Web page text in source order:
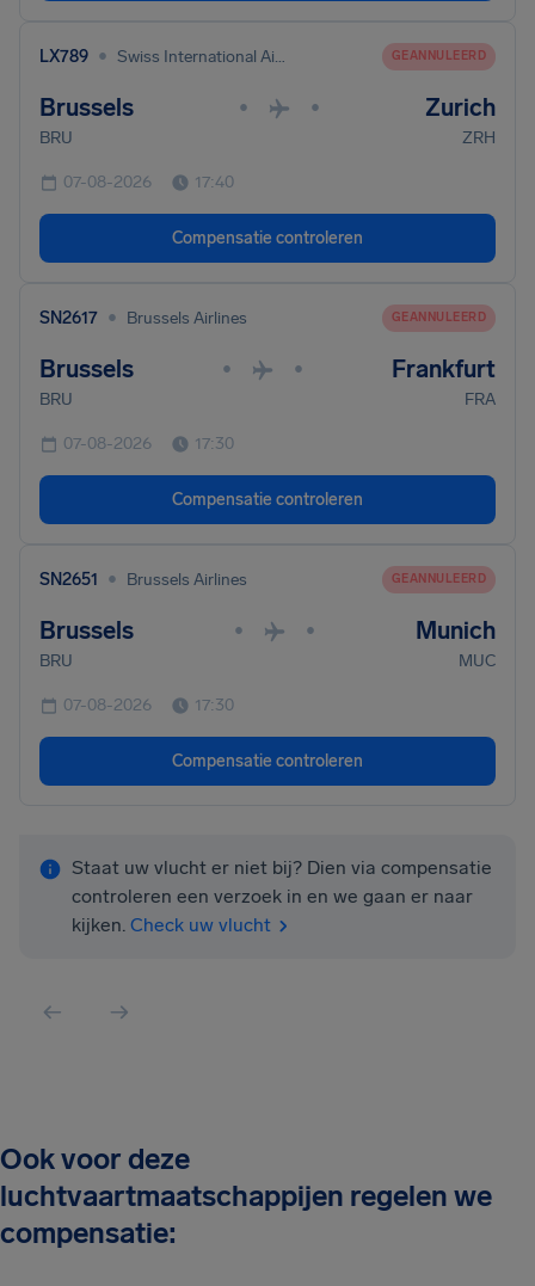
LX789 • Swiss International Air Lines GEANNULEERD
Brussels • • Zurich
BRU ZRH
07-08-2026 17:40
Compensatie controleren
SN2617 • Brussels Airlines GEANNULEERD
Brussels • • Frankfurt
BRU FRA
07-08-2026 17:30
Compensatie controleren
SN2651 • Brussels Airlines GEANNULEERD
Brussels • • Munich
BRU MUC
07-08-2026 17:30
Compensatie controleren
Staat uw vlucht er niet bij? Dien via compensatie
controleren een verzoek in en we gaan er naar
kijken. Check uw vlucht
Ook voor deze
luchtvaartmaatschappijen regelen we
compensatie: